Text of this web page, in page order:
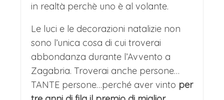
in realtà perchè uno è al volante.
Le luci e le decorazioni natalizie non
sono l’unica cosa di cui troverai
abbondanza durante l’Avvento a
Zagabria. Troverai anche persone…
TANTE persone…perché aver vinto per